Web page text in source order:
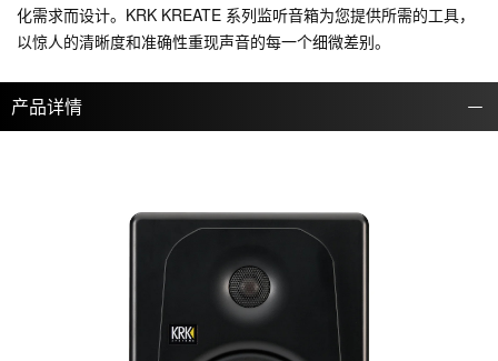
化需求而设计。KRK KREATE 系列监听音箱为您提供所需的工具，
以惊人的清晰度和准确性重现声音的每一个细微差别。
产品详情